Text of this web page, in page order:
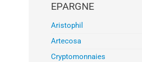
EPARGNE
Aristophil
Artecosa
Cryptomonnaies